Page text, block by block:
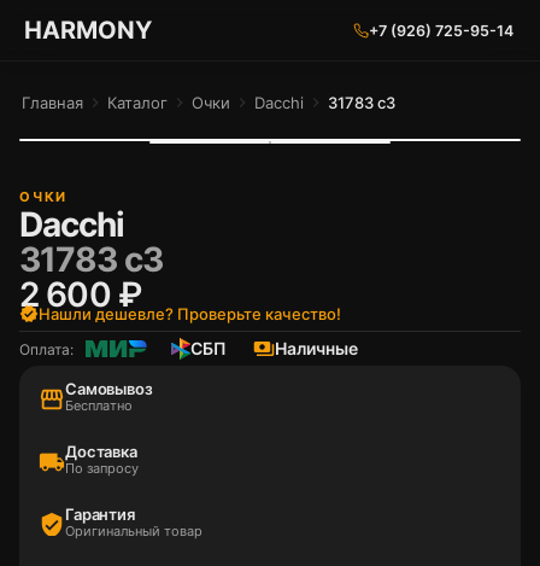
ГАРМОНИЯ ГЛАЗ
HARMONY +7 (926) 725-95-14
Главная chevron_right Каталог chevron_right Очки chevron_right Dacchi chevron_right 31783 c3
ОЧКИ
Dacchi
31783 c3
2 600 ₽
verifiedНашли дешевле? Проверьте качество!
Оплата: СБП paymentsНаличные
storefrontСамовывоз
Бесплатно
local_shippingДоставка
По запросу
verified_userГарантия
Оригинальный товар